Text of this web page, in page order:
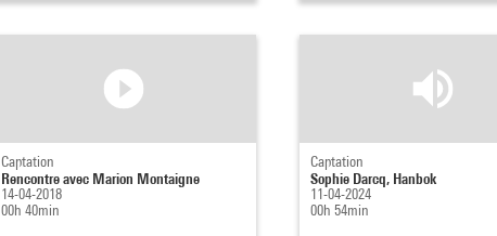
Captation
Rencontre avec Marion Montaigne
14-04-2018
00h 40min
Captation
Sophie Darcq, Hanbok
11-04-2024
00h 54min